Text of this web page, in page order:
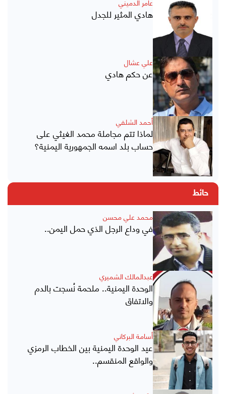
هادي المثير للجدل
علي عشال
عن حكم هادي
أحمد الشلفي
لماذا تتم مجاملة محمد الغيثي على
حساب بلد اسمه الجمهورية اليمنية؟
حائط
محمد علي محسن
في وداع الرجل الذي حمل اليمن..
عبدالمالك الشميري
الوحدة اليمنية.. ملحمة نُسجت بالدم
والاتفاق
أسامة البركاني
عيد الوحدة اليمنية بين الخطاب الرمزي
والواقع المنقسم..